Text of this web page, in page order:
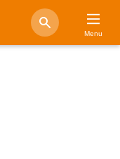
Menu